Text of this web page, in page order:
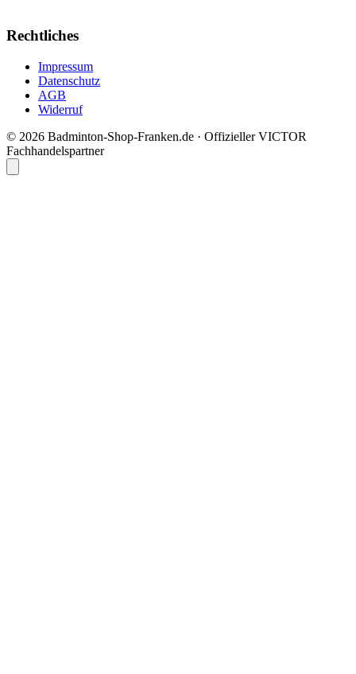
Rechtliches
Impressum
Datenschutz
AGB
Widerruf
© 2026 Badminton-Shop-Franken.de · Offizieller VICTOR
Fachhandelspartner